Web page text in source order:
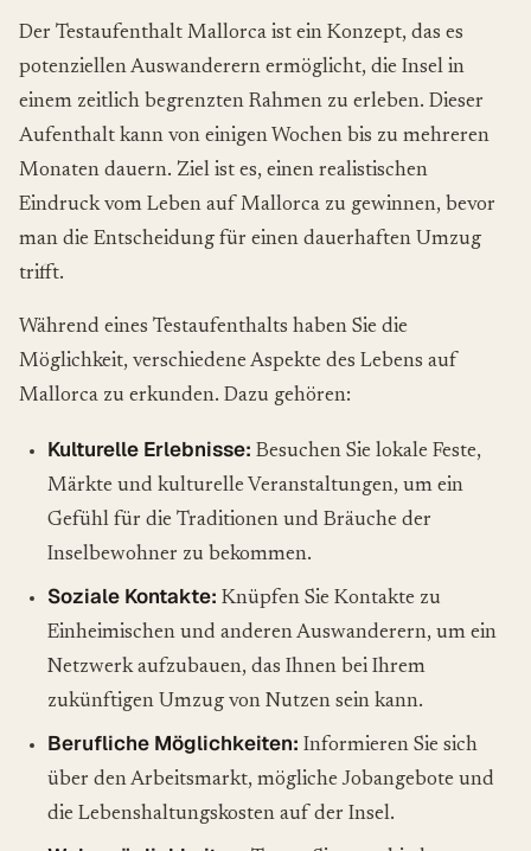
Der Testaufenthalt Mallorca ist ein Konzept, das es
potenziellen Auswanderern ermöglicht, die Insel in
einem zeitlich begrenzten Rahmen zu erleben. Dieser
Aufenthalt kann von einigen Wochen bis zu mehreren
Monaten dauern. Ziel ist es, einen realistischen
Eindruck vom Leben auf Mallorca zu gewinnen, bevor
man die Entscheidung für einen dauerhaften Umzug
trifft.
Während eines Testaufenthalts haben Sie die
Möglichkeit, verschiedene Aspekte des Lebens auf
Mallorca zu erkunden. Dazu gehören:
Kulturelle Erlebnisse: Besuchen Sie lokale Feste,
Märkte und kulturelle Veranstaltungen, um ein
Gefühl für die Traditionen und Bräuche der
Inselbewohner zu bekommen.
Soziale Kontakte: Knüpfen Sie Kontakte zu
Einheimischen und anderen Auswanderern, um ein
Netzwerk aufzubauen, das Ihnen bei Ihrem
zukünftigen Umzug von Nutzen sein kann.
Berufliche Möglichkeiten: Informieren Sie sich
über den Arbeitsmarkt, mögliche Jobangebote und
die Lebenshaltungskosten auf der Insel.